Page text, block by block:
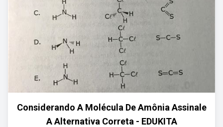
Considerando A Molécula De Amônia Assinale
A Alternativa Correta - EDUKITA